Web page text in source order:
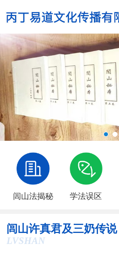
闾山法揭秘 学法误区
闾山许真君及三奶传说
LVSHAN